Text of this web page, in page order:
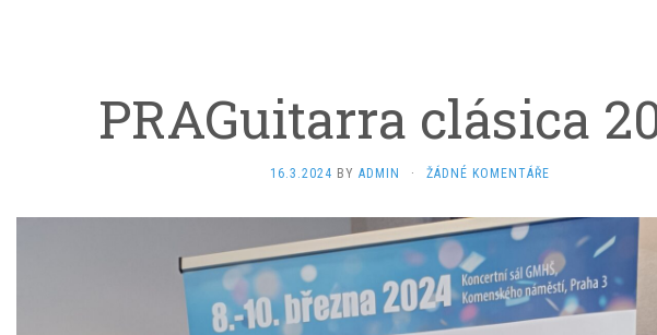
PRAGuitarra clásica
16.3.2024 BY ADMIN · ŽÁDNÉ KOMENTÁŘE